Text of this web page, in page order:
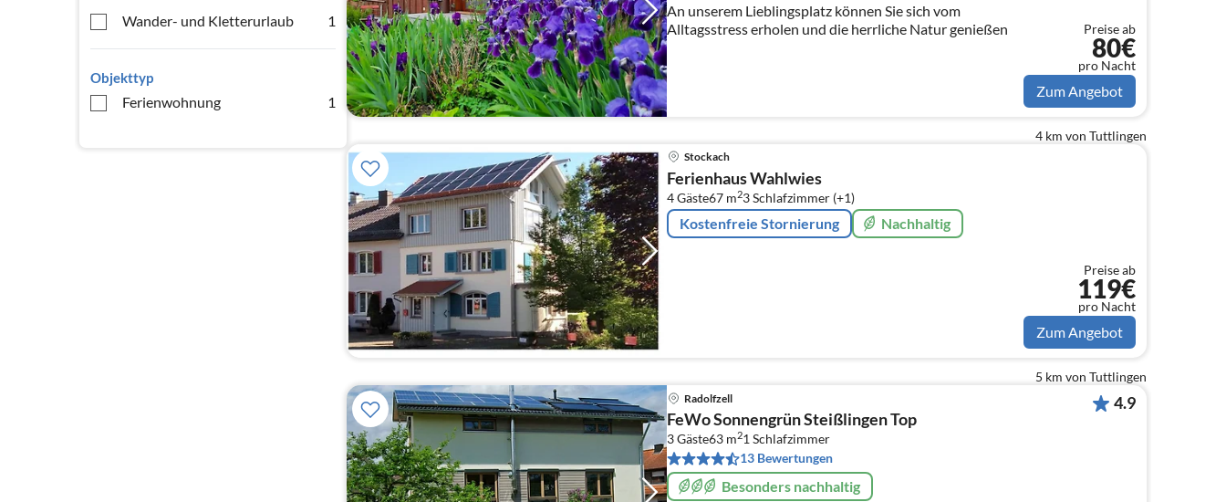
Wander- und Kletterurlaub
1
Objekttyp
Ferienwohnung 1
An unserem Lieblingsplatz können Sie sich vom
Alltagsstress erholen und die herrliche Natur genießen
Preise ab
80€
pro Nacht
Zum Angebot
4 km von Tuttlingen
Stockach
Ferienhaus Wahlwies
4 Gäste67 m23Schlafzimmer (+1)
Kostenfreie Stornierung Nachhaltig
Preise ab
119€
pro Nacht
Zum Angebot
5 km von Tuttlingen
Radolfzell
FeWo Sonnengrün Steißlingen Top
3 Gäste63 m21 Schlafzimmer
13 Bewertungen
Besonders nachhaltig
4.9